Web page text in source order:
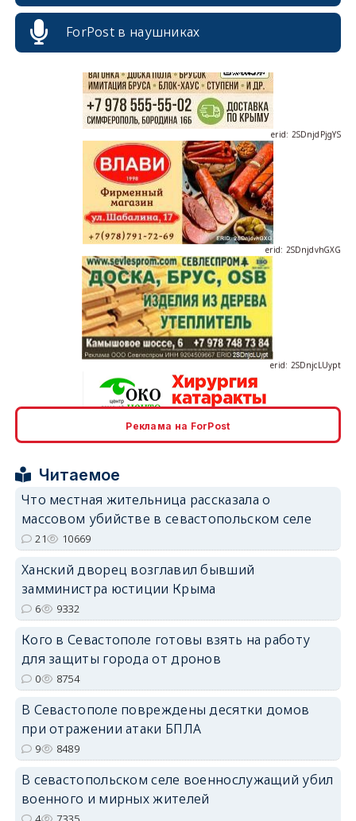
ForPost в наушниках
erid: 2SDnjdPjgYS
erid: 2SDnjdvhGXG
erid: 2SDnjcrDNw6
erid: 2SDnjdPjgYS
Реклама на ForPost
Читаемое
Что местная жительница рассказала о
массовом убийстве в севастопольском селе
21 10669
Ханский дворец возглавил бывший
замминистра юстиции Крыма
6 9332
Кого в Севастополе готовы взять на работу
для защиты города от дронов
0 8754
В Севастополе повреждены десятки домов
при отражении атаки БПЛА
9 8489
В севастопольском селе военнослужащий убил
военного и мирных жителей